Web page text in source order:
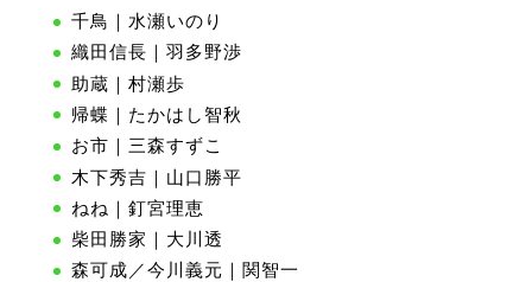
千鳥｜水瀬いのり
織田信長｜羽多野渉
助蔵｜村瀬歩
帰蝶｜たかはし智秋
お市｜三森すずこ
木下秀吉｜山口勝平
ねね｜釘宮理恵
柴田勝家｜大川透
森可成／今川義元｜関智一